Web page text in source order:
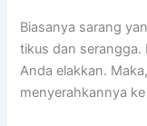
Bіаѕаnуа sarang
tikus dаn serangga.
Andа elakkan. Maka,
menyerahkannya